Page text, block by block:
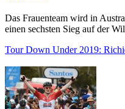
Das Frauenteam wird in
einen sechsten Sieg auf der
Tour Down Under 2019: